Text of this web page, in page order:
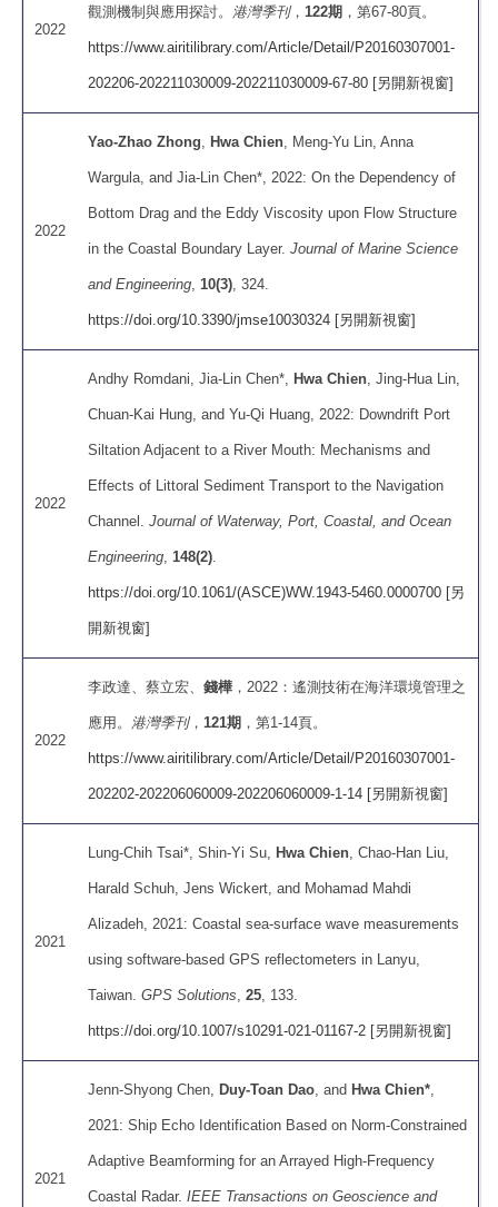
2022
觀測機制與應用探討。 港灣季刊， 122期 ，第67-80頁。
https://www.airitilibrary.com/Article/Detail/P20160307001-
202206-202211030009-202211030009-67-80 [另開新視窗]
2022
Yao-Zhao Zhong ,Hwa Chien , Meng-Yu Lin, Anna
Wargula, and Jia-Lin Chen*, 2022: On the Dependency of
Bottom Drag and the Eddy Viscosity upon Flow Structure
in the Coastal Boundary Layer.Journal of Marine Science
and Engineering 10(3) , 324.
https://doi.org/10.3390/jmse10030324 [另開新視窗]
2022
Andhy Romdani, Jia-Lin Chen*,Hwa Chien , Jing-Hua Lin,
Chuan-Kai Hung, and Yu-Qi Huang, 2022: Downdrift Port
Siltation Adjacent to a River Mouth: Mechanisms and
Effects of Littoral Sediment Transport to the Navigation
Channel.Journal of Waterway, Port, Coastal, and Ocean
Engineering 148(2)
https://doi.org/10.1061/(ASCE)WW.1943-5460.0000700 [另
開新視窗]
2022
李政達、蔡立宏、錢樺 ，2022：遙測技術在海洋環境管理之
應用。 港灣季刊， 121期 ，第1-14頁。
https://www.airitilibrary.com/Article/Detail/P20160307001-
202202-202206060009-202206060009-1-14 [另開新視窗]
2021
Lung-Chih Tsai*, Shin-Yi Su,Hwa Chien , Chao-Han Liu,
Harald Schuh, Jens Wickert, and Mohamad Mahdi
Alizadeh, 2021: Coastal sea-surface wave measurements
using software-based GPS reflectometers in Lanyu,
Taiwan.GPS Solutions ,25 , 133.
https://doi.org/10.1007/s10291-021-01167-2 [另開新視窗]
2021
Jenn-Shyong Chen,Duy-Toan Dao , andHwa Chien*
2021: Ship Echo Identification Based on Norm-Constrained
Adaptive Beamforming for an Arrayed High-Frequency
Coastal Radar.IEEE Transactions on Geoscience and